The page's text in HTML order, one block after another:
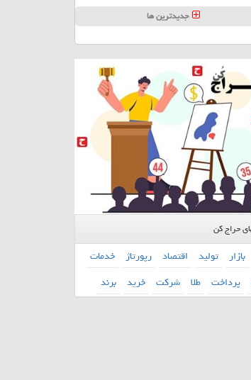
جدیدترین ها
حراج کن
بازار تولید اقتصاد رپورتاژ خدمات
پرداخت طلا شركت خرید برند